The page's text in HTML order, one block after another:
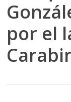
por el